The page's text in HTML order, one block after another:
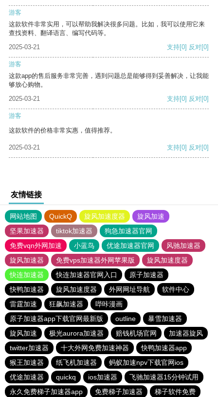
游客
这款软件非常实用，可以帮助我解决很多问题。比如，我可以使用它来
查找资料、翻译语言、编写代码等。
2025-03-21
支持[0] 反对[0]
游客
这款app的售后服务非常完善，遇到问题总是能够得到妥善解决，让我能
够放心购物。
2025-03-21
支持[0] 反对[0]
游客
这款软件的价格非常实惠，值得推荐。
2025-03-21 支持[0] 反对[0]
友情链接
网站地图 QuickQ 旋风加速度器
旋风加速
坚果加速器
tiktok加速器
狗急加速器官网
免费vqn外网加速
小蓝鸟 优途加速器官网
风驰加速器
旋风加速器
免费vps加速器外网苹果版
旋风加速度器
快连加速器
快连加速器官网入口
原子加速器
快鸭加速器
旋风加速度器 外网网址导航
软件中心
雷霆加速
狂飙加速器
哔咔漫画
原子加速器app下载官网最新版
outline
暴雪加速器
旋风加速
极光aurora加速器 赔钱机场官网
加速器旋风
twitter加速器
十大外网免费加速神器
快鸭加速器app
猴王加速器
纸飞机加速器
蚂蚁加速npv下载官网ios
优途加速器
quickq ios加速器
飞驰加速器15分钟试用
永久免费梯子加速器app
免费梯子加速器 梯子软件免费